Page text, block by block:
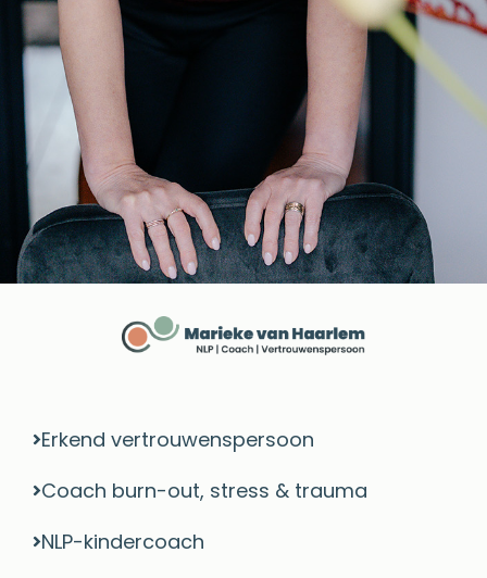
Erkend vertrouwenspersoon
Coach burn-out, stress & trauma​
NLP-kindercoach